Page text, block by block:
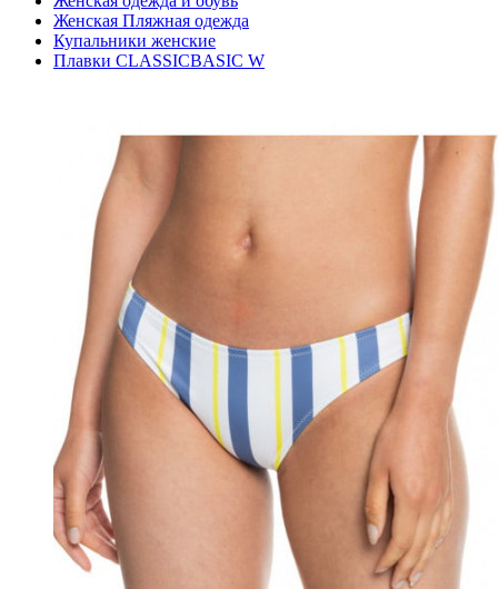
Женская Пляжная одежда
Купальники женские
Плавки CLASSICBASIC W